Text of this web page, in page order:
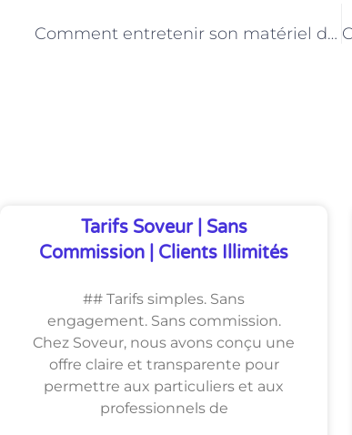
Comment entretenir son matériel de peinture à Paris
Tarifs Soveur | Sans
Commission | Clients Illimités
## Tarifs simples. Sans
engagement. Sans commission.
Chez Soveur, nous avons conçu une
offre claire et transparente pour
permettre aux particuliers et aux
professionnels de